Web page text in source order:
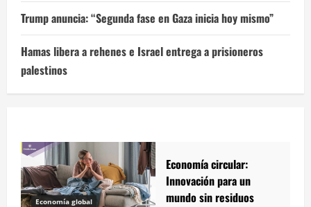
Trump anuncia: “Segunda fase en Gaza inicia hoy mismo”
Hamas libera a rehenes e Israel entrega a prisioneros
palestinos
Economía global
Economía circular:
Innovación para un
mundo sin residuos